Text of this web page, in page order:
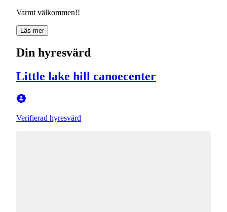
Varmt välkommen!!
Läs mer
Din hyresvärd
Little lake hill canoecenter
Verifierad hyresvärd